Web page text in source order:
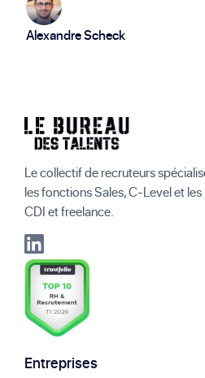
Alexandre Scheck
Le collectif de recruteurs
les fonctions Sales, C-Level et
CDI et freelance.
Entreprises